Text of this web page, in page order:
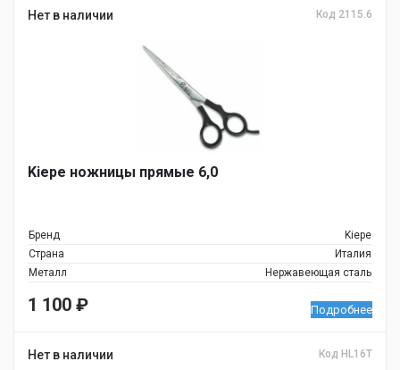
Нет в наличии Код 2115.6
Kiepe ножницы прямые 6,0
Бренд
Kiepe
Страна
Италия
Металл
Нержавеющая сталь
1 100 ₽ Подробнее
Нет в наличии Код НL16T